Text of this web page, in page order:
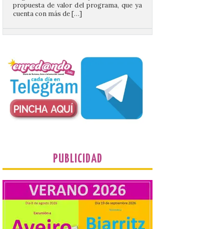
Iberia Express, 10 años
de 170.000 pasajeros
Desde junio de 2016, la
aerolínea ha retomado los
vuelos con Reikiavik cada
verano. En estos 10 años,
superará los 170.000
pasajeros y los 1.000 vuelos con Islandia.
Este mes de agosto opera tres
Iberia Club amplía las
posibilidades de ganar y
utilizar Avios con el
lanzamiento de Avios
Hoteles
6 Ago 2026
PUBLICIDAD